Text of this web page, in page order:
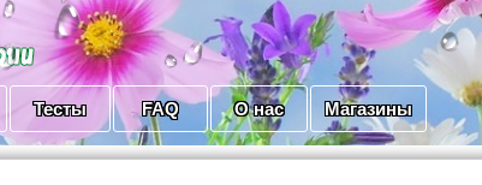
Тесты FAQ О нас Магазины